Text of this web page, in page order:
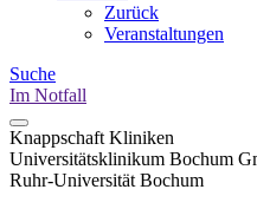
Zurück
Veranstaltungen
Suche
Im Notfall
Knappschaft Kliniken
Universitätsklinikum Bochum
Ruhr-Universität Bochum